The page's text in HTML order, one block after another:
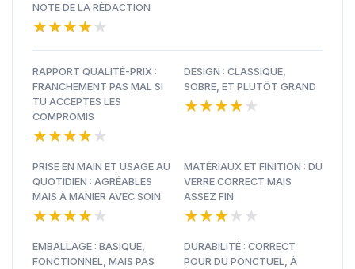
NOTE DE LA RÉDACTION
★★★★★
★★★★★
RAPPORT QUALITÉ-PRIX :
FRANCHEMENT PAS MAL SI
TU ACCEPTES LES
COMPROMIS
★★★★★
★★★★★
DESIGN : CLASSIQUE,
SOBRE, ET PLUTÔT GRAND
★★★★★
★★★★★
PRISE EN MAIN ET USAGE AU
QUOTIDIEN : AGRÉABLES
MAIS À MANIER AVEC SOIN
★★★★★
★★★★★
MATÉRIAUX ET FINITION : DU
VERRE CORRECT MAIS
ASSEZ FIN
★★★★★
★★★★★
EMBALLAGE : BASIQUE,
FONCTIONNEL, MAIS PAS
DURABILITÉ : CORRECT
POUR DU PONCTUEL, À